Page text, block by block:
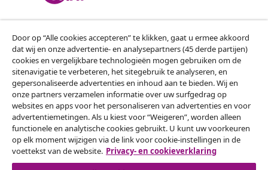
Meld je aan voor onze nieuwsbrief
Sluit je aan bij meer dan 700.000 shoppers die
wekelijkse deals, seizoensaanbiedingen en nieuwe
artikelen van vidaXL ontvangen.
Door op “Alle cookies accepteren” te klikken, gaat u ermee akkoord
dat wij en onze advertentie- en analysepartners (45 derde partijen)
cookies en vergelijkbare technologieën mogen gebruiken om de
sitenavigatie te verbeteren, het sitegebruik te analyseren, en
gepersonaliseerde advertenties en inhoud aan te bieden. Wij en
onze partners verzamelen informatie over uw surfgedrag op
websites en apps voor het personaliseren van advertenties en voor
advertentiemetingen. Als u kiest voor “Weigeren”, worden alleen
functionele en analytische cookies gebruikt. U kunt uw voorkeuren
op elk moment wijzigen via de link voor cookie-instellingen in de
voettekst van de website. Privacy- en cookieverklaring